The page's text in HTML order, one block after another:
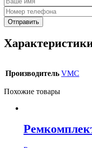
Производитель VMC
Похожие товары